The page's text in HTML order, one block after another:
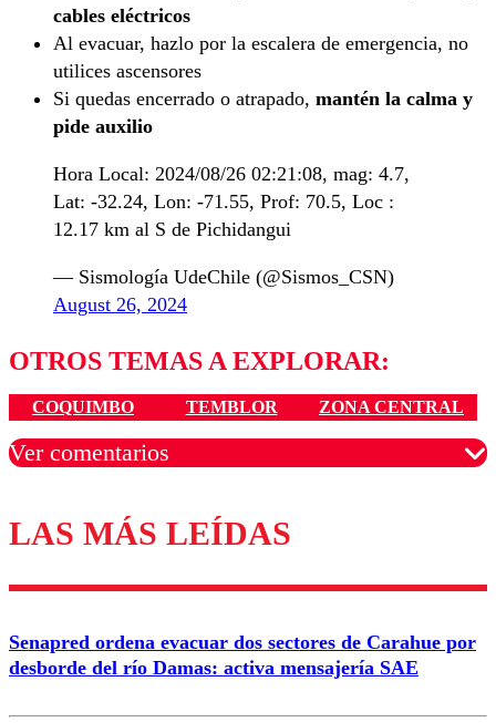
cables eléctricos
Al evacuar, hazlo por la escalera de emergencia, no
utilices ascensores
Si quedas encerrado o atrapado, mantén la calma y
pide auxilio
Hora Local: 2024/08/26 02:21:08, mag: 4.7,
Lat: -32.24, Lon: -71.55, Prof: 70.5, Loc :
12.17 km al S de Pichidangui
— Sismología UdeChile (@Sismos_CSN)
August 26, 2024
OTROS TEMAS A EXPLORAR:
COQUIMBO TEMBLOR ZONA CENTRAL
Ver comentarios
Los comentarios son moderados para garantizar un
diálogo respetuoso.
Correo
LAS MÁS LEÍDAS
Senapred ordena evacuar dos sectores de Carahue por
desborde del río Damas: activa mensajería SAE